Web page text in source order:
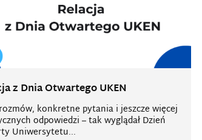
z Dnia Otwartego UKEN
konkretne pytania i jeszcze więcej
odpowiedzi – tak wyglądał Dzień
Uniwersytetu...